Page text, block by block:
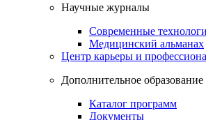
Научные журналы
Современные
Медицинский альманах
Центр карьеры и
Дополнительное образование
Каталог программ
Документы